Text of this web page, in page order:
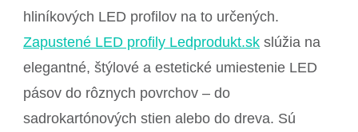
hliníkových LED profilov na to určených.
Zapustené LED profily Ledprodukt.sk slúžia na
elegantné, štýlové a estetické umiestenie LED
pásov do rôznych povrchov – do
sadrokartónových stien alebo do dreva. Sú